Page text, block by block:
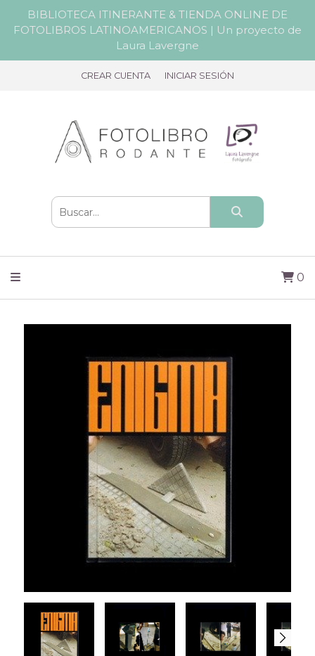
BIBLIOTECA ITINERANTE & TIENDA ONLINE DE
FOTOLIBROS LATINOAMERICANOS | Un proyecto de
Laura Lavergne
CREAR CUENTA INICIAR SESIÓN
0